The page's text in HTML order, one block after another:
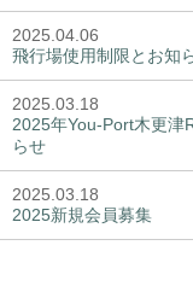
2025.04.06
飛行場使用制限とお知
2025.03.18
2025年You-Port木更津
らせ
2025.03.18
2025新規会員募集